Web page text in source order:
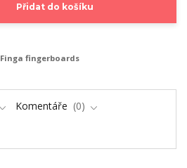
Přidat do košíku
Finga fingerboards
Komentáře
0